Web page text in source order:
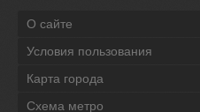
О сайте
Условия пользования
Карта города
Схема метро